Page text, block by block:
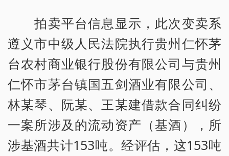
拍卖平台信息显示，此次变卖系
遵义市中级人民法院执行贵州仁怀茅
台农村商业银行股份有限公司与贵州
仁怀市茅台镇国五剑酒业有限公司、
林某琴、阮某、王某建借款合同纠纷
一案所涉及的流动资产（基酒），所
涉基酒共计153吨。经评估，这153吨